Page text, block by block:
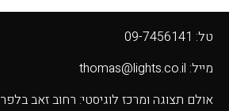
טל: 09-7456141
מייל: thomas@lights.co.il‬
אולם תצוגה ומרכז לוגיסטי: רחוב זאב בלפר 17, כפר סבא